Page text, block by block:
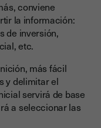
conviene
la información:
de inversión,
etc.
más fácil
y delimitar el
servirá de base
a seleccionar las